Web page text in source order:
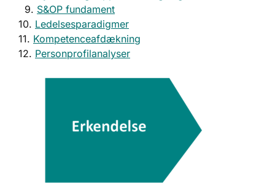
9. S&OP fundament
10. Ledelsesparadigmer
11. Kompetenceafdækning
12. Personprofilanalyser